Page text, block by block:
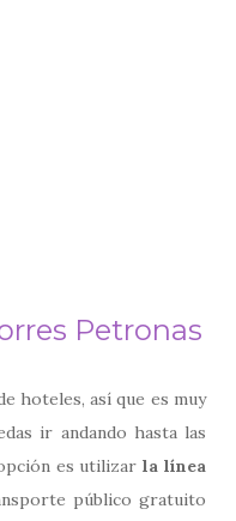
Petronas
hoteles, así que es muy
ir andando hasta las
es utilizarla línea
público gratuito